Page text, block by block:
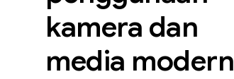
kamera dan
media modern